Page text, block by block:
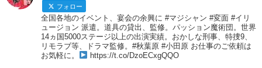
フォロー
全国各地のイベント、宴会の余興に #マジシャン #変面 #イリ
ュージョン 派遣。道具の貸出、監修。パッション魔術団。世界
14ヵ国5000ステージ以上の出演実績。おかしな刑事、特捜9、
リモラブ等、ドラマ監修。#秋葉原 #小田原 お仕事のご依頼は
お気軽に。
https://t.co/DzoECxgQQO